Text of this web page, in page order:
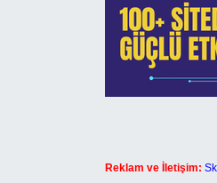
Reklam ve İletişim: